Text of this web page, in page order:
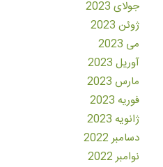
جولای 2023
ژوئن 2023
می 2023
آوریل 2023
مارس 2023
فوریه 2023
ژانویه 2023
دسامبر 2022
نوامبر 2022